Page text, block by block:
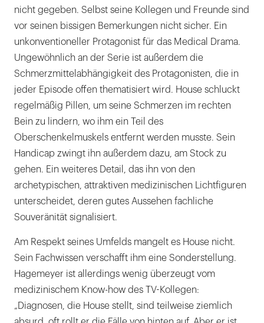
nicht gegeben. Selbst seine Kollegen und Freunde sind
vor seinen bissigen Bemerkungen nicht sicher. Ein
unkonventioneller Protagonist für das Medical Drama.
Ungewöhnlich an der Serie ist außerdem die
Schmerzmittelabhängigkeit des Protagonisten, die in
jeder Episode offen thematisiert wird. House schluckt
regelmäßig Pillen, um seine Schmerzen im rechten
Bein zu lindern, wo ihm ein Teil des
Oberschenkelmuskels entfernt werden musste. Sein
Handicap zwingt ihn außerdem dazu, am Stock zu
gehen. Ein weiteres Detail, das ihn von den
archetypischen, attraktiven medizinischen Lichtfiguren
unterscheidet, deren gutes Aussehen fachliche
Souveränität signalisiert.
Am Respekt seines Umfelds mangelt es House nicht.
Sein Fachwissen verschafft ihm eine Sonderstellung.
Hagemeyer ist allerdings wenig überzeugt vom
medizinischem Know-how des TV-Kollegen:
„Diagnosen, die House stellt, sind teilweise ziemlich